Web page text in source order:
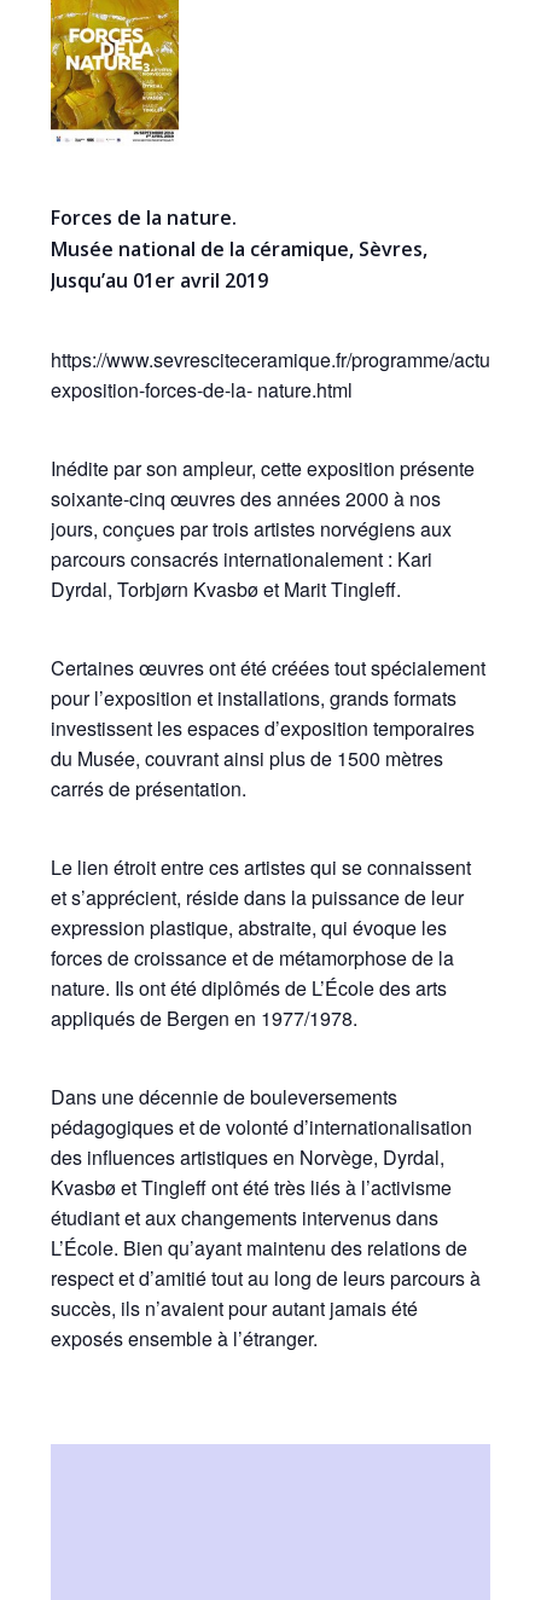
Forces de la nature.
Musée national de la céramique, Sèvres,
Jusqu’au 01er avril 2019
https://www.sevresciteceramique.fr/programme/
exposition-forces-de-la- nature.html
Inédite par son ampleur, cette exposition présente
soixante-cinq œuvres des années 2000 à nos
jours, conçues par trois artistes norvégiens aux
parcours consacrés internationalement : Kari
Dyrdal, Torbjørn Kvasbø et Marit Tingleff.
Certaines œuvres ont été créées tout spécialement
pour l’exposition et installations, grands formats
investissent les espaces d’exposition temporaires
du Musée, couvrant ainsi plus de 1500 mètres
carrés de présentation.
Le lien étroit entre ces artistes qui se connaissent
et s’apprécient, réside dans la puissance de leur
expression plastique, abstraite, qui évoque les
forces de croissance et de métamorphose de la
nature. Ils ont été diplômés de L’École des arts
appliqués de Bergen en 1977/1978.
Dans une décennie de bouleversements
pédagogiques et de volonté d’internationalisation
des influences artistiques en Norvège, Dyrdal,
Kvasbø et Tingleff ont été très liés à l’activisme
étudiant et aux changements intervenus dans
L’École. Bien qu’ayant maintenu des relations de
respect et d’amitié tout au long de leurs parcours à
succès, ils n’avaient pour autant jamais été
exposés ensemble à l’étranger.